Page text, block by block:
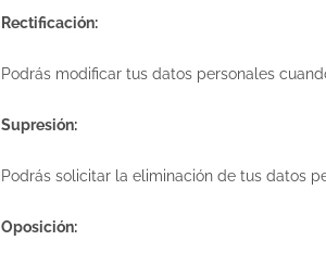
Rectificación:
Podrás modificar tus datos personales
Supresión:
Podrás solicitar la eliminación de tus datos
Oposición: